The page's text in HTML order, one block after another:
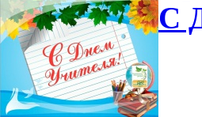
С